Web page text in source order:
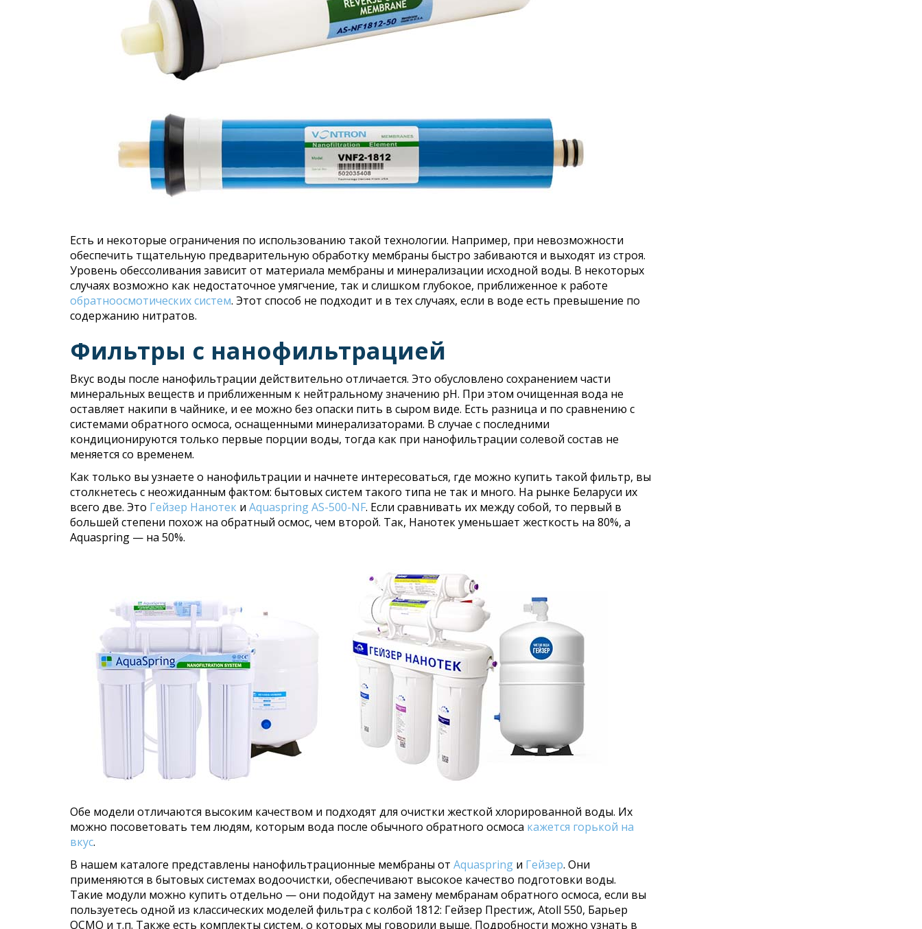
Есть и некоторые ограничения по использованию такой технологии. Например, при невозможности
обеспечить тщательную предварительную обработку мембраны быстро забиваются и выходят из строя.
Уровень обессоливания зависит от материала мембраны и минерализации исходной воды. В некоторых
случаях возможно как недостаточное умягчение, так и слишком глубокое, приближенное к работе
обратноосмотических систем. Этот способ не подходит и в тех случаях, если в воде есть превышение по
содержанию нитратов.
Фильтры с нанофильтрацией
Вкус воды после нанофильтрации действительно отличается. Это обусловлено сохранением части
минеральных веществ и приближенным к нейтральному значению pH. При этом очищенная вода не
оставляет накипи в чайнике, и ее можно без опаски пить в сыром виде. Есть разница и по сравнению с
системами обратного осмоса, оснащенными минерализаторами. В случае с последними
кондиционируются только первые порции воды, тогда как при нанофильтрации солевой состав не
меняется со временем.
Как только вы узнаете о нанофильтрации и начнете интересоваться, где можно купить такой фильтр, вы
столкнетесь с неожиданным фактом: бытовых систем такого типа не так и много. На рынке Беларуси их
всего две. Это Гейзер Нанотек и Aquaspring AS-500-NF. Если сравнивать их между собой, то первый в
большей степени похож на обратный осмос, чем второй. Так, Нанотек уменьшает жесткость на 80%, а
Aquaspring — на 50%.
Обе модели отличаются высоким качеством и подходят для очистки жесткой хлорированной воды. Их
можно посоветовать тем людям, которым вода после обычного обратного осмоса кажется горькой на
вкус.
В нашем каталоге представлены нанофильтрационные мембраны от Aquaspring и Гейзер. Они
применяются в бытовых системах водоочистки, обеспечивают высокое качество подготовки воды.
Такие модули можно купить отдельно — они подойдут на замену мембранам обратного осмоса, если вы
пользуетесь одной из классических моделей фильтра с колбой 1812: Гейзер Престиж, Atoll 550, Барьер
ОСМО и т.п. Также есть комплекты систем, о которых мы говорили выше. Подробности можно узнать в